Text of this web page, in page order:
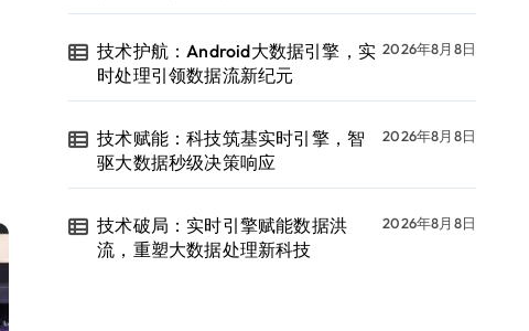
技术护航：Android大数据引擎，实
时处理引领数据流新纪元
2026年8月8日
技术赋能：科技筑基实时引擎，智
驱大数据秒级决策响应
2026年8月8日
技术破局：实时引擎赋能数据洪
流，重塑大数据处理新科技
2026年8月8日